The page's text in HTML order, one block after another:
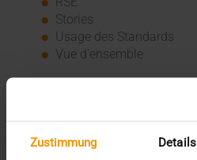
Zustimmung Details
Stories
Usage des Standards
Vue d'ensemble
juillet (3)